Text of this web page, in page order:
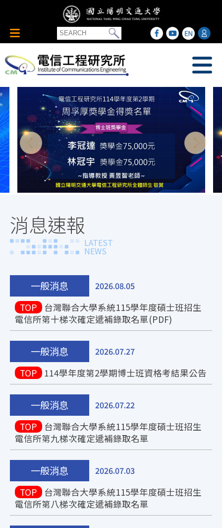
消息速報
LATEST
NEWS
一般消息 2026.08.05
TOP
台灣聯合大學系統115學年度碩士班招生
電信所第十梯次確定遞補錄取名單(PDF)
一般消息 2026.07.27
TOP 114學年度第2學期博士班資格考結果公告
一般消息 2026.07.22
TOP
台灣聯合大學系統115學年度碩士班招生
電信所第九梯次確定遞補錄取名單
一般消息 2026.07.03
TOP
台灣聯合大學系統115學年度碩士班招生
電信所第八梯次確定遞補錄取名單